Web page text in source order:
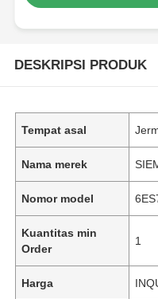
DESKRIPSI PRODUK
Tempat asal
Nama merek
Nomor model
Kuantitas min
Order
1
Harga